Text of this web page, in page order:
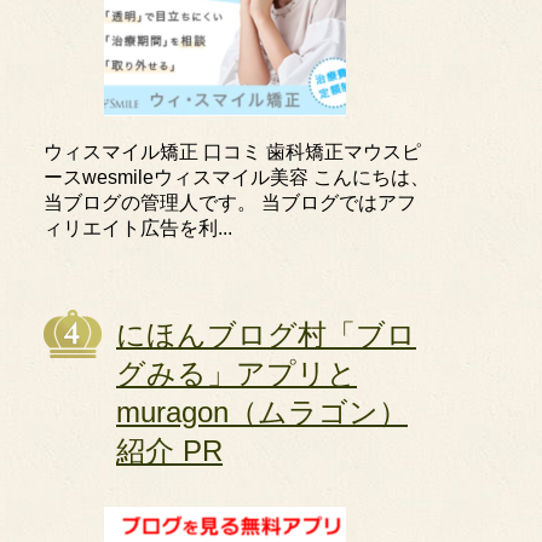
ウィスマイル矯正 口コミ 歯科矯正マウスピ
ースwesmileウィスマイル美容 こんにちは、
当ブログの管理人です。 当ブログではアフ
ィリエイト広告を利...
にほんブログ村「ブロ
グみる」アプリと
muragon（ムラゴン）
紹介 PR